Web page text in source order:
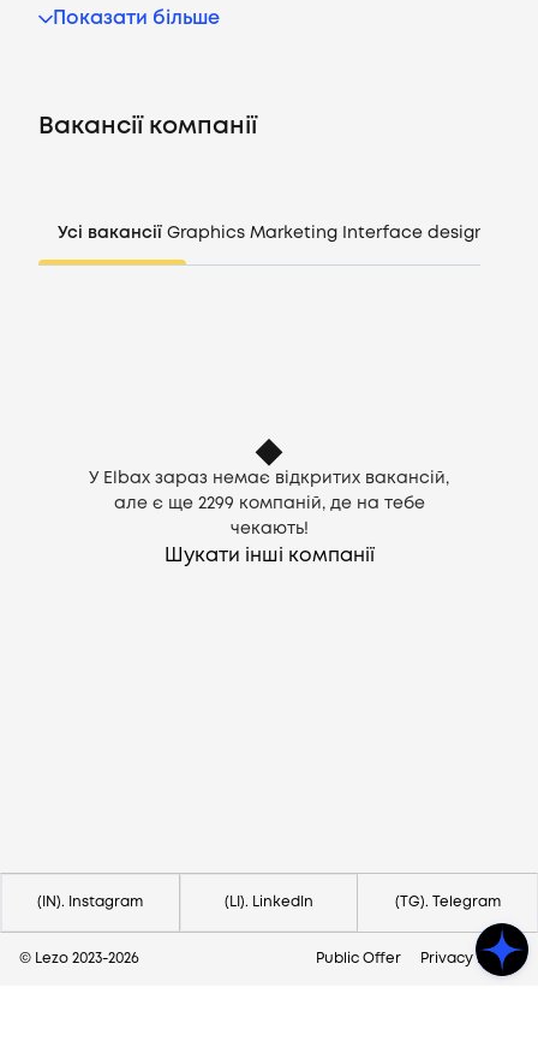
Показати більше
Вакансії компанії
Усі вакансії Graphics Marketing Interface design
У Elbax зараз немає відкритих вакансій,
але є ще 2299 компаній, де на тебе
чекають!
Шукати інші компанії
(IN). Instagram (LI). LinkedIn (TG). Telegram
© Lezo 2023-2026 Public Offer Privacy Policy